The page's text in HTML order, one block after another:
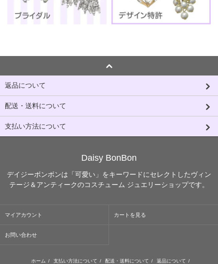
返品について
配送・送料について
支払い方法について
Daisy BonBon
デイジーボンボンは「可愛い」をキーワードにセレクトしたヴィン
テージ＆アンティークのコスチューム ジュエリーショップです。
マイアカウント カートを見る
お問い合わせ
ホーム / 支払い方法について / 配送・送料について / 返品について /